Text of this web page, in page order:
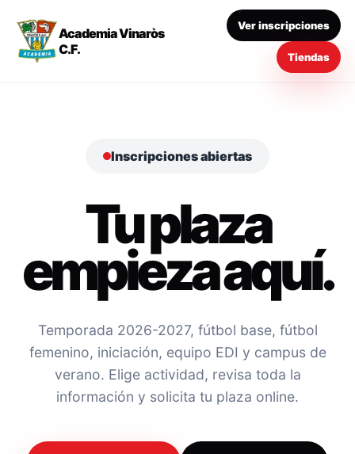
Academia Vinaròs
C.F.
Ver inscripciones
Tiendas
Inscripciones abiertas
Tu plaza
empieza aquí.
Temporada 2026-2027, fútbol base, fútbol
femenino, iniciación, equipo EDI y campus de
verano. Elige actividad, revisa toda la
información y solicita tu plaza online.